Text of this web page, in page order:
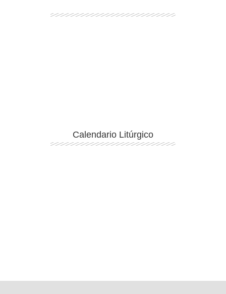
Calendario Litúrgico